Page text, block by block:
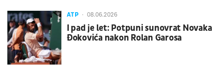
ATP 08.06.2026
I pad je let: Potpuni sunovrat Novaka
Đokovića nakon Rolan Garosa